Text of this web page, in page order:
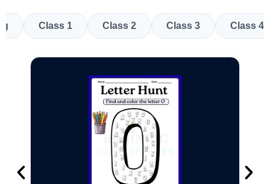
Class 1 Class 2 Class 3 Class 4